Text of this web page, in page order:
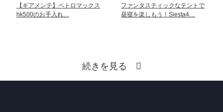
【ギアメンテ】ペトロマックス
hk500のお手入れ…
ファンタスティックなテントで
昼寝を楽しもう！Siesta4…
続きを見る